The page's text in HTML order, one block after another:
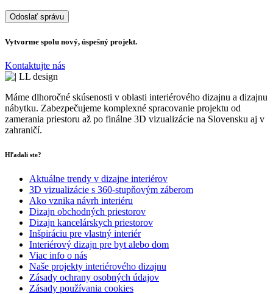
Vytvorme spolu nový, úspešný projekt.
Kontaktujte nás
Máme dlhoročné skúsenosti v oblasti interiérového dizajnu a dizajnu
nábytku. Zabezpečujeme komplexné spracovanie projektu od
zamerania priestoru až po finálne 3D vizualizácie na Slovensku aj v
zahraničí.
Hľadali ste?
Aktuálne trendy v dizajne interiérov
3D vizualizácie s 360-stupňovým záberom
Ako vznika návrh interiéru
Dizajn obchodných priestorov
Dizajn kancelárskych priestorov
Inšpiráciu pre vlastný interiér
Interiérový dizajn pre byt alebo dom
Viac info o nás
Naše projekty interiérového dizajnu
Zásady ochrany osobných údajov
Zásady používania cookies